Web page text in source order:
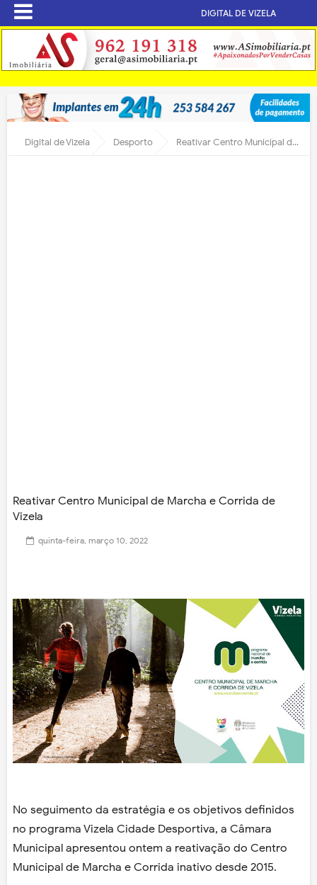
DIGITAL DE VIZELA
Digital de Vizela Desporto Reativar Centro Municipal de Marcha e Corrida de Vizela
Reativar Centro Municipal de Marcha e Corrida de
Vizela
quinta-feira, março 10, 2022
No seguimento da estratégia e os objetivos definidos
no programa Vizela Cidade Desportiva, a Câmara
Municipal apresentou ontem a reativação do Centro
Municipal de Marcha e Corrida inativo desde 2015.